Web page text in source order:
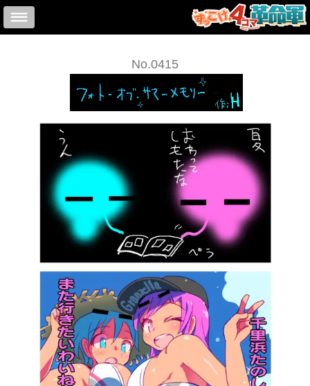
No.0415